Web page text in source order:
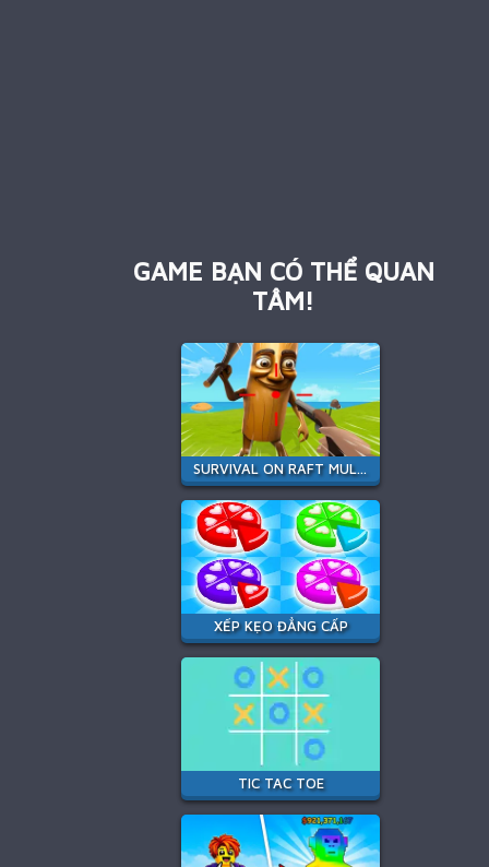
GAME BẠN CÓ THỂ QUAN
TÂM!
SURVIVAL ON RAFT MULTIPLAYER
XẾP KẸO ĐẲNG CẤP
TIC TAC TOE